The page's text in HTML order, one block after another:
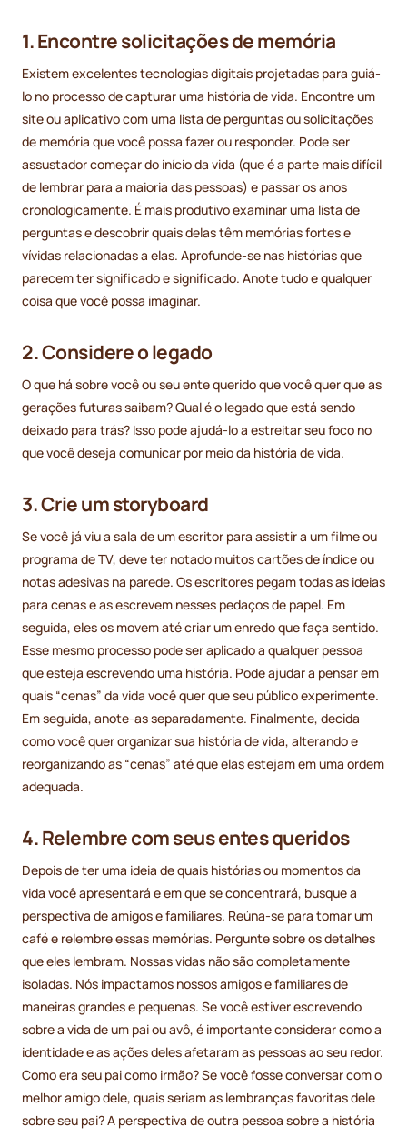
1. Encontre solicitações de memória
Existem excelentes tecnologias digitais projetadas para guiá-
lo no processo de capturar uma história de vida. Encontre um
site ou aplicativo com uma lista de perguntas ou solicitações
de memória que você possa fazer ou responder. Pode ser
assustador começar do início da vida (que é a parte mais difícil
de lembrar para a maioria das pessoas) e passar os anos
cronologicamente. É mais produtivo examinar uma lista de
perguntas e descobrir quais delas têm memórias fortes e
vívidas relacionadas a elas. Aprofunde-se nas histórias que
parecem ter significado e significado. Anote tudo e qualquer
coisa que você possa imaginar.
2. Considere o legado
O que há sobre você ou seu ente querido que você quer que as
gerações futuras saibam? Qual é o legado que está sendo
deixado para trás? Isso pode ajudá-lo a estreitar seu foco no
que você deseja comunicar por meio da história de vida.
3. Crie um storyboard
Se você já viu a sala de um escritor para assistir a um filme ou
programa de TV, deve ter notado muitos cartões de índice ou
notas adesivas na parede. Os escritores pegam todas as ideias
para cenas e as escrevem nesses pedaços de papel. Em
seguida, eles os movem até criar um enredo que faça sentido.
Esse mesmo processo pode ser aplicado a qualquer pessoa
que esteja escrevendo uma história. Pode ajudar a pensar em
quais “cenas” da vida você quer que seu público experimente.
Em seguida, anote-as separadamente. Finalmente, decida
como você quer organizar sua história de vida, alterando e
reorganizando as “cenas” até que elas estejam em uma ordem
adequada.
4. Relembre com seus entes queridos
Depois de ter uma ideia de quais histórias ou momentos da
vida você apresentará e em que se concentrará, busque a
perspectiva de amigos e familiares. Reúna-se para tomar um
café e relembre essas memórias. Pergunte sobre os detalhes
que eles lembram. Nossas vidas não são completamente
isoladas. Nós impactamos nossos amigos e familiares de
maneiras grandes e pequenas. Se você estiver escrevendo
sobre a vida de um pai ou avô, é importante considerar como a
identidade e as ações deles afetaram as pessoas ao seu redor.
Como era seu pai como irmão? Se você fosse conversar com o
melhor amigo dele, quais seriam as lembranças favoritas dele
sobre seu pai? A perspectiva de outra pessoa sobre a história